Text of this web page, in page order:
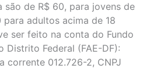
são de R$ 60, para jovens de
para adultos acima de 18
ser feito na conta do Fundo
Federal (FAE-DF):
corrente 012.726-2, CNPJ